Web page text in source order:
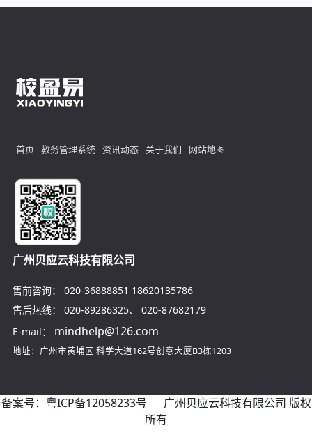
首页 教务管理系统 资讯动态 关于我们 网站地图
广州贝应云科技有限公司
售前咨询： 020-36888851 18620135786
售后热线：
020-89286325、 020-87682179
E-mail：
mindhelp@126.com
地址：广州市黄埔区 科学大道162号创意大厦B3栋1203
备案号： 粤ICP备12058233号 广州贝应云科技有限公司 版权
所有